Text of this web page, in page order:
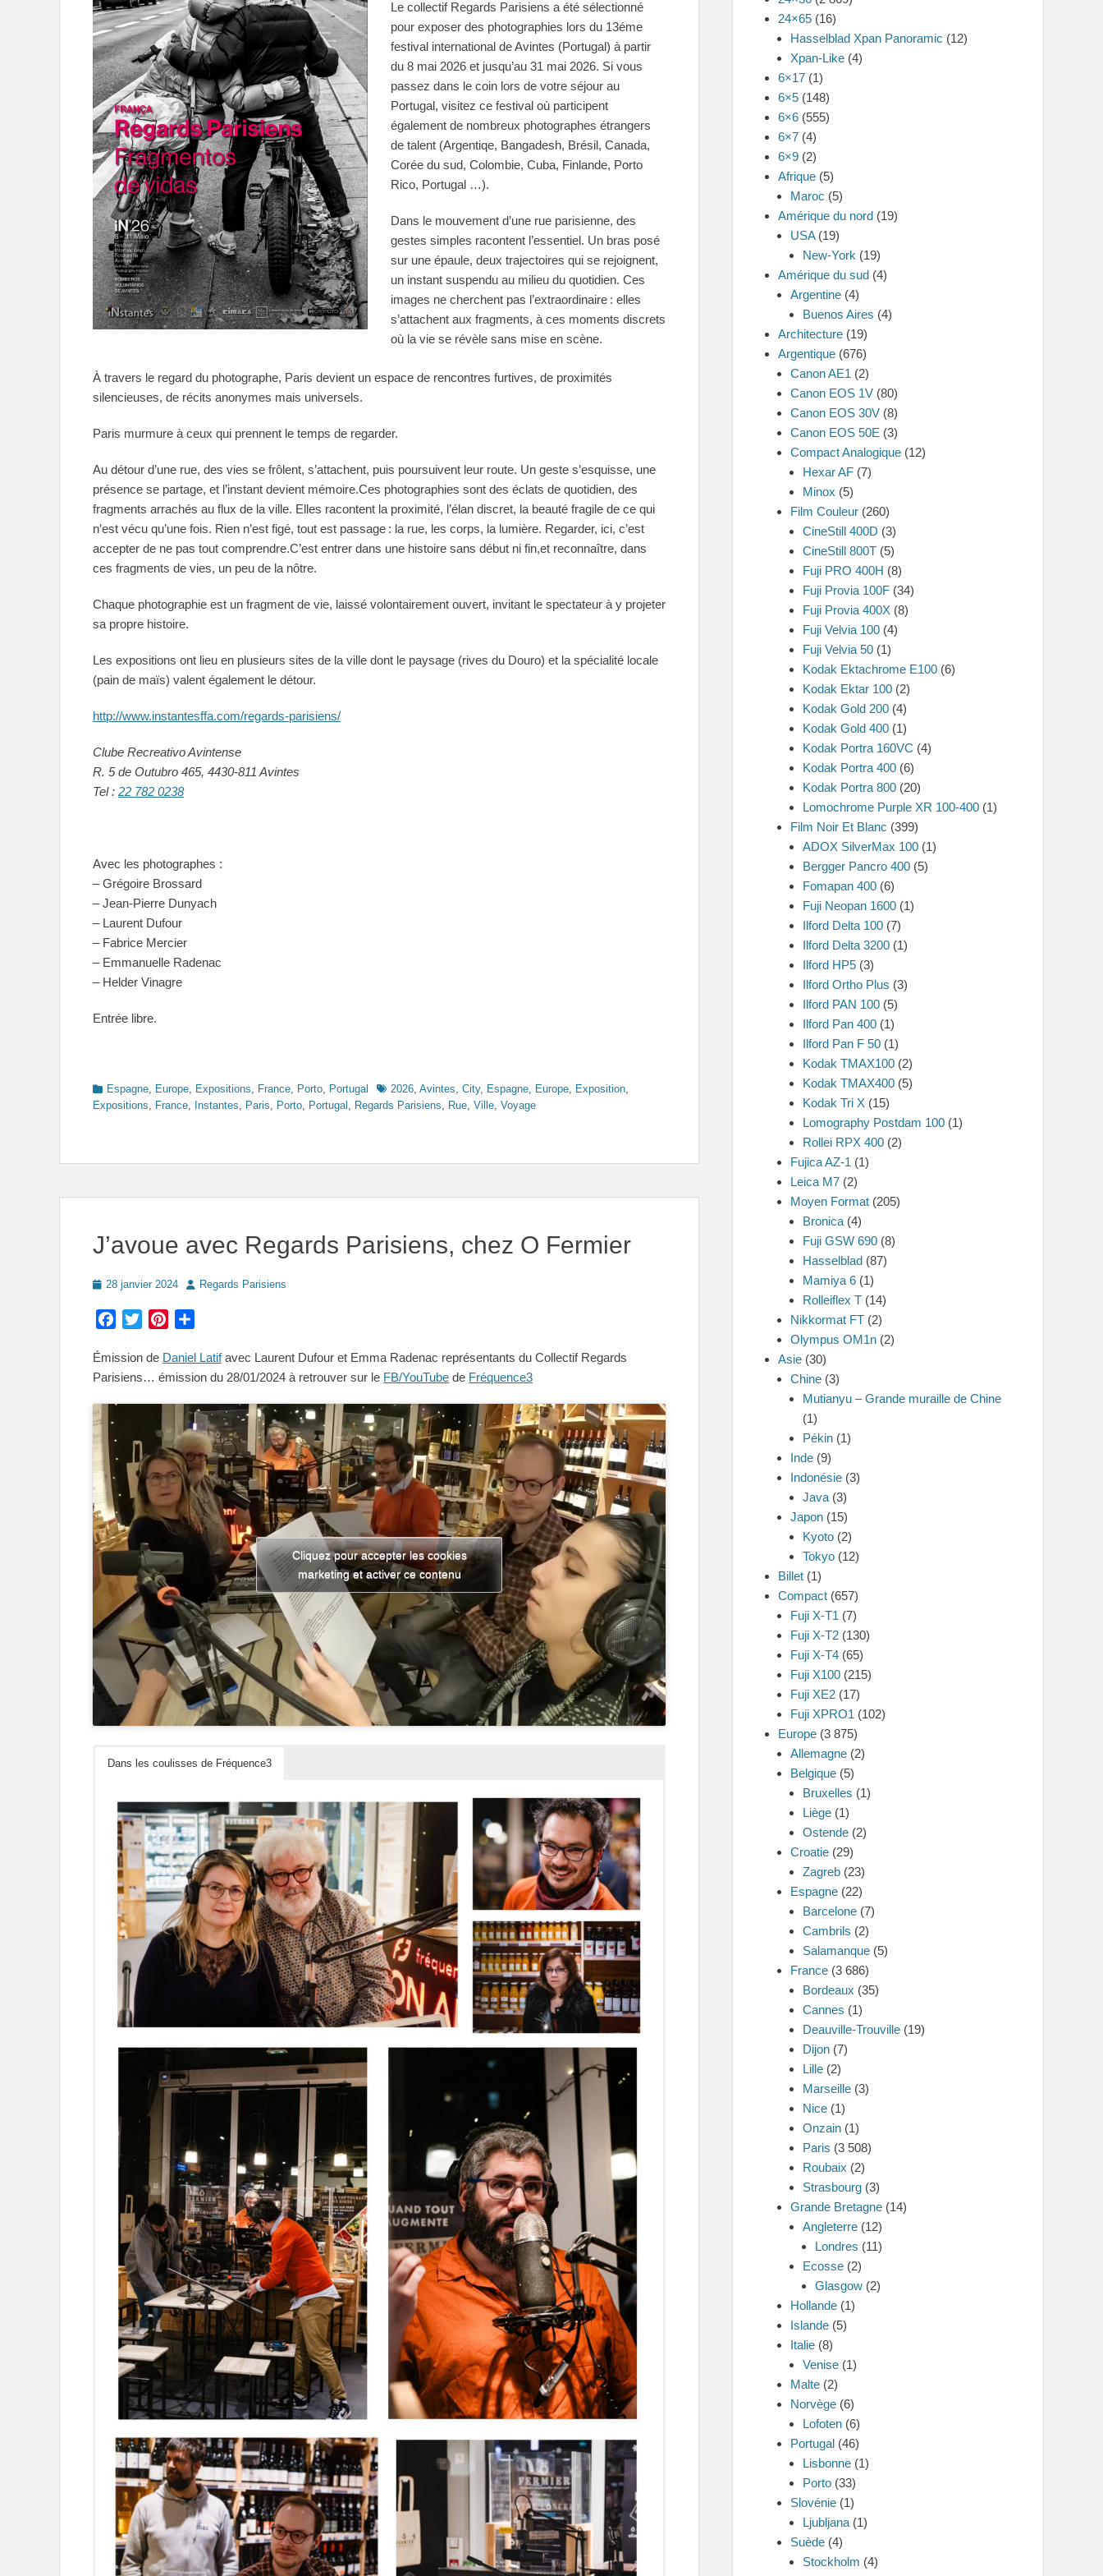
Le collectif Regards Parisiens a été sélectionné
pour exposer des photographies lors du 13éme
festival international de Avintes (Portugal) à partir
du 8 mai 2026 et jusqu’au 31 mai 2026. Si vous
passez dans le coin lors de votre séjour au
Portugal, visitez ce festival où participent
également de nombreux photographes étrangers
de talent (Argentiqe, Bangadesh, Brésil, Canada,
Corée du sud, Colombie, Cuba, Finlande, Porto
Rico, Portugal …).
Dans le mouvement d’une rue parisienne, des
gestes simples racontent l’essentiel. Un bras posé
sur une épaule, deux trajectoires qui se rejoignent,
un instant suspendu au milieu du quotidien. Ces
images ne cherchent pas l’extraordinaire : elles
s’attachent aux fragments, à ces moments discrets
où la vie se révèle sans mise en scène.
À travers le regard du photographe, Paris devient un espace de rencontres furtives, de proximités
silencieuses, de récits anonymes mais universels.
Paris murmure à ceux qui prennent le temps de regarder.
Au détour d’une rue, des vies se frôlent, s’attachent, puis poursuivent leur route. Un geste s’esquisse, une
présence se partage, et l’instant devient mémoire.Ces photographies sont des éclats de quotidien, des
fragments arrachés au flux de la ville. Elles racontent la proximité, l’élan discret, la beauté fragile de ce qui
n’est vécu qu’une fois. Rien n’est figé, tout est passage : la rue, les corps, la lumière. Regarder, ici, c’est
accepter de ne pas tout comprendre.C’est entrer dans une histoire sans début ni fin,et reconnaître, dans
ces fragments de vies, un peu de la nôtre.
Chaque photographie est un fragment de vie, laissé volontairement ouvert, invitant le spectateur à y projeter
sa propre histoire.
Les expositions ont lieu en plusieurs sites de la ville dont le paysage (rives du Douro) et la spécialité locale
(pain de maïs) valent également le détour.
http://www.instantesffa.com/regards-parisiens/
Clube Recreativo Avintense
R. 5 de Outubro 465, 4430-811 Avintes
Tel : 22 782 0238
Avec les photographes :
– Grégoire Brossard
– Jean-Pierre Dunyach
– Laurent Dufour
– Fabrice Mercier
– Emmanuelle Radenac
– Helder Vinagre
Entrée libre.
Categories
Espagne Europe Expositions France Porto Portugal Tags2026 Avintes City, Espagne Europe Exposition
Expositions
France Instantes Paris Porto Portugal Regards Parisiens Rue Ville Voyage
J’avoue avec Regards Parisiens, chez O Fermier
Posted
28 janvier 2024 AuthorRegards Parisiens
Facebook
TwitterPinterest
Émission de Daniel Latifavec Laurent Dufour et Emma Radenac représentants du Collectif Regards
Parisiens… émission du 28/01/2024 à retrouver sur le FB/YouTube de Fréquence3
Cliquez pour accepter les cookies
marketing et activer ce contenu
Dans les coulisses de Fréquence3
24×65 (16)
Hasselblad Xpan Panoramic (12)
Xpan-Like (4)
6×17 (1)
6×5 (148)
6×6 (555)
6×7 (4)
6×9 (2)
Afrique (5)
Maroc (5)
Amérique du nord (19)
USA(19)
New-York (19)
Amérique du sud (4)
Argentine (4)
Buenos Aires (4)
Architecture (19)
Argentique (676)
Canon AE1 (2)
Canon EOS 1V (80)
Canon EOS 30V (8)
Canon EOS 50E (3)
Compact Analogique (12)
Hexar AF (7)
Minox (5)
Film Couleur (260)
CineStill 400D (3)
CineStill 800T (5)
Fuji PRO 400H (8)
Fuji Provia 100F (34)
Fuji Provia 400X (8)
Fuji Velvia 100 (4)
Fuji Velvia 50 (1)
Kodak Ektachrome E100 (6)
Kodak Ektar 100 (2)
Kodak Gold 200 (4)
Kodak Gold 400 (1)
Kodak Portra 160VC (4)
Kodak Portra 400 (6)
Kodak Portra 800 (20)
Lomochrome Purple XR 100-400 (1)
Film Noir Et Blanc (399)
ADOX SilverMax 100 (1)
Bergger Pancro 400 (5)
Fomapan 400 (6)
Fuji Neopan 1600 (1)
Ilford Delta 100 (7)
Ilford Delta 3200 (1)
Ilford HP5 (3)
Ilford Ortho Plus (3)
Ilford PAN 100 (5)
Ilford Pan 400 (1)
Ilford Pan F 50 (1)
Kodak TMAX100 (2)
Kodak TMAX400 (5)
Kodak Tri X (15)
Lomography Postdam 100 (1)
Rollei RPX 400 (2)
Fujica AZ-1 (1)
Leica M7 (2)
Moyen Format (205)
Bronica (4)
Fuji GSW 690 (8)
Hasselblad (87)
Mamiya 6 (1)
Rolleiflex T (14)
Nikkormat FT (2)
Olympus OM1n (2)
Asie (30)
Chine (3)
Mutianyu – Grande muraille de Chine
(1)
Pékin (1)
Inde (9)
Indonésie (3)
Java (3)
Japon (15)
Kyoto (2)
Tokyo (12)
Billet (1)
Compact (657)
Fuji X-T1 (7)
Fuji X-T2 (130)
Fuji X-T4 (65)
Fuji X100 (215)
Fuji XE2 (17)
Fuji XPRO1 (102)
Europe (3 875)
Allemagne (2)
Belgique (5)
Bruxelles (1)
Liège (1)
Ostende (2)
Croatie (29)
Zagreb (23)
Espagne (22)
Barcelone (7)
Cambrils (2)
Salamanque (5)
France (3 686)
Bordeaux (35)
Cannes (1)
Deauville-Trouville (19)
Dijon (7)
Lille (2)
Marseille (3)
Nice (1)
Onzain (1)
Paris (3 508)
Roubaix (2)
Strasbourg (3)
Grande Bretagne (14)
Angleterre (12)
Londres (11)
Ecosse (2)
Glasgow (2)
Hollande (1)
Islande (5)
Italie (8)
Venise (1)
Malte (2)
Norvège (6)
Lofoten (6)
Portugal (46)
Lisbonne (1)
Porto (33)
Slovénie (1)
Ljubljana (1)
Suède (4)
Stockholm (4)